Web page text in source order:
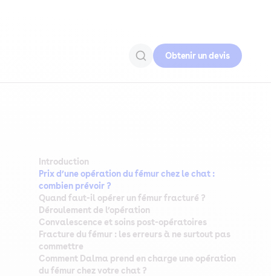
Obtenir un devis
Introduction
Prix d’une opération du fémur chez le chat :
combien prévoir ?
Quand faut-il opérer un fémur fracturé ?
Déroulement de l’opération
Convalescence et soins post-opératoires
Fracture du fémur : les erreurs à ne surtout pas
commettre
Comment Dalma prend en charge une opération
du fémur chez votre chat ?